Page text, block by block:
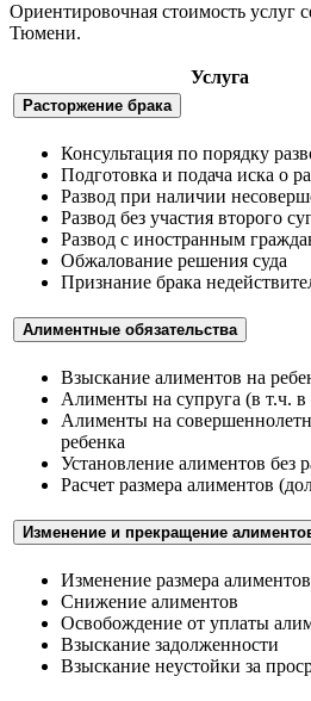
Ориентировочная стоимость услуг
Тюмени.
Услуга
Расторжение брака
Консультация по порядку
Подготовка и подача иска о
Развод при наличии
Развод без участия второго
Развод с иностранным
Обжалование решения суда
Признание брака
Алиментные обязательства
Взыскание алиментов на
Алименты на супруга (в т.ч. в
Алименты на
ребенка
Установление алиментов без
Расчет размера алиментов
Изменение и прекращение
Изменение размера алиментов
Снижение алиментов
Освобождение от уплаты
Взыскание задолженности
Взыскание неустойки за